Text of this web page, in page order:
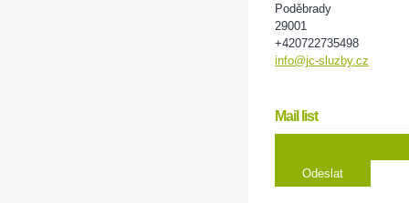
Poděbrady
29001
+420722735498
info@jc-sluzby.cz
Mail list